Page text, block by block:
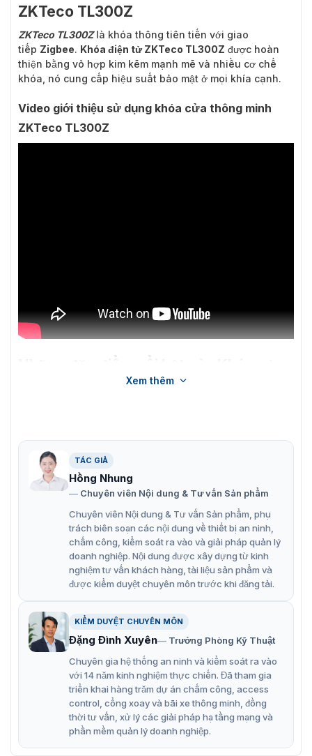
Những đặc điểm nổi bật của Khóa cửa thông
ZKTeco TL300Z
ZKTeco TL300Zlà khóa thông tiên tiến với giao
tiếp Zigbee. Khóa điện tử ZKTeco TL300Z được hoàn
thiện bằng vỏ hợp kim kẽm mạnh mẽ và nhiều cơ chế
khóa, nó cung cấp hiệu suất bảo mật ở mọi khía cạnh.
Video giới thiệu sử dụng khóa cửa thông minh
ZKTeco TL300Z
yếu, cảnh báo xác minh bất hợp pháp, cảnh báo xâm
nhập từ các thành viên trong gia đình, trạng thái ngoại
tuyến v.v tại thời gian thực. Bên cạnh đó, bạn có thể tùy
chỉnh các điều kiện để kích hoạt một số thông báo hoặc
hành động, chẳng hạn như khởi chạy một cấu hình kịch
bản khi một thành viên gia đình đến nhà.
ZKTeco TL300Z
Xem thêm
TÁC GIẢ
Hồng Nhung
Chuyên viên Nội dung & Tư vấn Sản phẩm
Chuyên viên Nội dung & Tư vấn Sản phẩm, phụ
trách biên soạn các nội dung về thiết bị an ninh,
chấm công, kiểm soát ra vào và giải pháp quản lý
doanh nghiệp. Nội dung được xây dựng từ kinh
nghiệm tư vấn khách hàng, tài liệu sản phẩm và
được kiểm duyệt chuyên môn trước khi đăng tải.
KIỂM DUYỆT CHUYÊN MÔN
Đặng Đình Xuyên
Trưởng Phòng Kỹ Thuật
Chuyên gia hệ thống an ninh và kiểm soát ra vào
với 14 năm kinh nghiệm thực chiến. Đã tham gia
triển khai hàng trăm dự án chấm công, access
control, cổng xoay và bãi xe thông minh, đồng
thời tư vấn, xử lý các giải pháp hạ tầng mạng và
phần mềm quản lý doanh nghiệp.